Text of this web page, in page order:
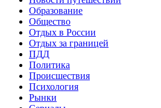
Образование
Общество
Отдых в России
Отдых за границей
ПДД
Политика
Происшествия
Психология
Рынки